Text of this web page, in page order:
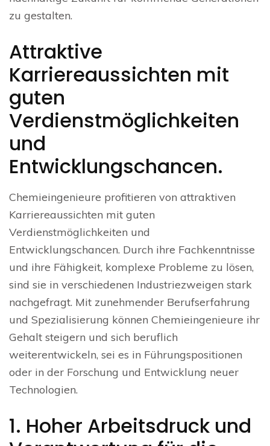
zu gestalten.
Attraktive
Karriereaussichten mit
guten
Verdienstmöglichkeiten
und
Entwicklungschancen.
Chemieingenieure profitieren von attraktiven
Karriereaussichten mit guten
Verdienstmöglichkeiten und
Entwicklungschancen. Durch ihre Fachkenntnisse
und ihre Fähigkeit, komplexe Probleme zu lösen,
sind sie in verschiedenen Industriezweigen stark
nachgefragt. Mit zunehmender Berufserfahrung
und Spezialisierung können Chemieingenieure ihr
Gehalt steigern und sich beruflich
weiterentwickeln, sei es in Führungspositionen
oder in der Forschung und Entwicklung neuer
Technologien.
1. Hoher Arbeitsdruck und